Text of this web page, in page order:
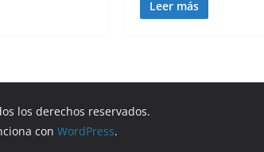
Leer más
los derechos reservados.
con WordPress.